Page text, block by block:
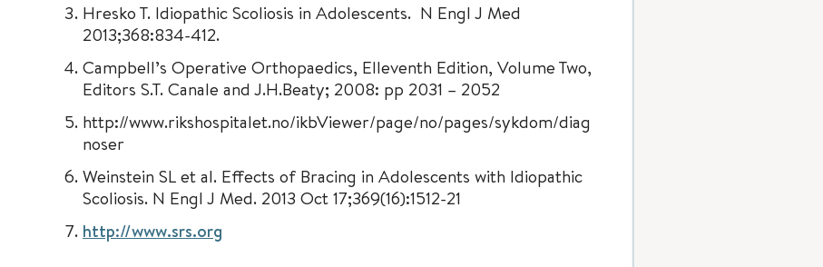
Hresko T. Idiopathic Scoliosis in Adolescents. N Engl J Med
2013;368:834-412.
Campbell’s Operative Orthopaedics, Elleventh Edition, Volume Two,
Editors S.T. Canale and J.H.Beaty; 2008: pp 2031 – 2052
http://www.rikshospitalet.no/ikbViewer/page/no/pages/sykdom/diag
noser
Weinstein SL et al. Effects of Bracing in Adolescents with Idiopathic
Scoliosis. N Engl J Med. 2013 Oct 17;369(16):1512-21
http://www.srs.org